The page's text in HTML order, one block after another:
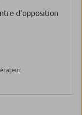
d’opposition